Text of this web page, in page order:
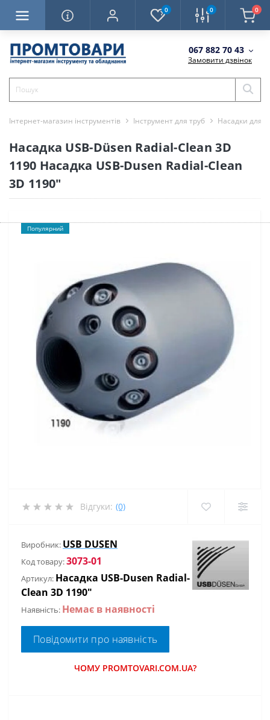
0 0 0
067 882 70 43
Замовити дзвінок
Інтернет-магазин інструментів Інструмент для труб Насадки для
Насадка USB-Düsen Radial-Clean 3D
1190 Насадка USB-Dusen Radial-Clean
3D 1190"
Популярний
Відгуки: (0)
Виробник: USB DUSEN
Код товару:3073-01
Артикул: Насадка USB-Dusen Radial-
Clean 3D 1190"
Наявність: Немає в наявності
Повідомити про наявність
ЧОМУ PROMTOVARI.COM.UA?